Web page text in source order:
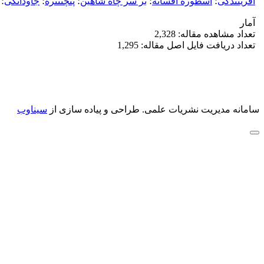
آمار
تعداد مشاهده مقاله: 2,328
تعداد دریافت فایل اصل مقاله: 1,295
سامانه مدیریت نشریات علمی. طراحی و پیاده سازی از سیناوب